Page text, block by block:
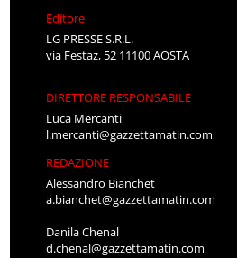
Editore
LG PRESSE S.R.L.
via Festaz, 52 11100 AOSTA
DIRETTORE RESPONSABILE
Luca Mercanti
l.mercanti@gazzettamatin.com
REDAZIONE
Alessandro Bianchet
a.bianchet@gazzettamatin.com
Danila Chenal
d.chenal@gazzettamatin.com